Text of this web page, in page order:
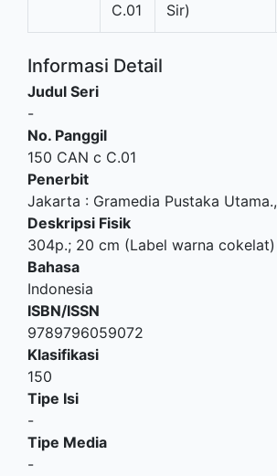
C.01
Sir)
Informasi Detail
Judul Seri
-
No. Panggil
150 CAN c C.01
Penerbit
Jakarta : Gramedia Pustaka Utama.,
Deskripsi Fisik
304p.; 20 cm (Label warna cokelat)
Bahasa
Indonesia
ISBN/ISSN
9789796059072
Klasifikasi
150
Tipe Isi
-
Tipe Media
-